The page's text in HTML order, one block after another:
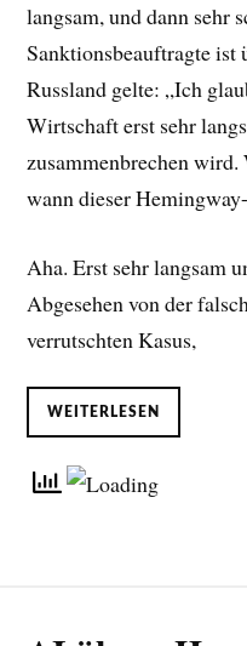
langsam, und dann sehr
Sanktionsbeauftragte ist
Russland gelte: „Ich
Wirtschaft erst sehr
zusammenbrechen
wann dieser
Aha. Erst sehr langsam
Abgesehen von der
verrutschten Kasus,
WEITERLESEN